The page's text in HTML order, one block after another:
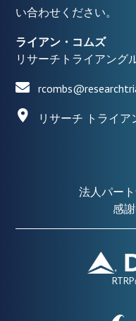
い合わせください。
ライアン・コムズ
リサーチトライアング
リサーチ トライ
法人パー
感